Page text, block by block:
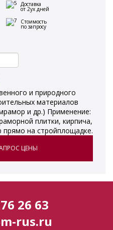
Доставка
от 2ух дней
Стоимость
по запросу
и природного
материалов
и др.) Применение:
плитки, кирпича,
на стройплощадке.
ЦЕНЫ
26 63
rus.ru